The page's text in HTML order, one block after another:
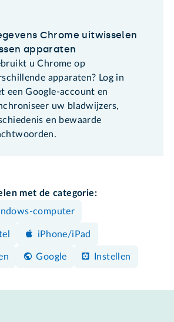
Chrome uitwisselen
apparaten
u Chrome op
apparaten? Log in
een Google-account en
uw bladwijzers,
en bewaarde
met de categorie:
computer
iPhone/iPad
Google Instellen